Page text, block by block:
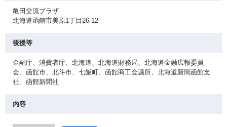
亀田交流プラザ
北海道函館市美原1丁目26-12
後援等
金融庁、消費者庁、北海道、北海道財務局、北海道金融広報委員
会、函館市、北斗市、七飯町、函館商工会議所、北海道新聞函館支
社、函館新聞社
内容